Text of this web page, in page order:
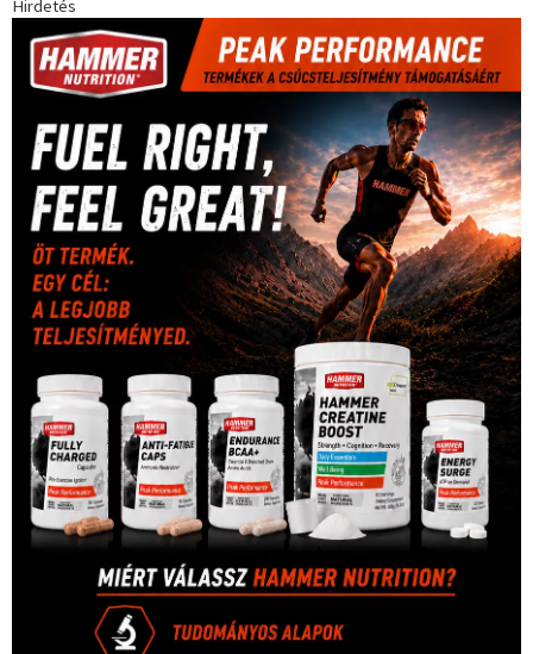
(181)Jégkorong(148)kajakkenu(138)karate(168)kickbox(204)
kosárlabda(166)kézilabda(448)Lewis Hamilton(168) magyar
labdarúgóválogatott
(148) Mercedes (244)motorsport(153)Opel
Dakar Team(132)Rali Világbajnokság(122)Rendezvény(142)rio
Sportime Magazin(128) szabadidősport
(316) Szalay Balázs (126)tenisz(416)táplálkozás(155)utazás
(126) Video(247)világbajnokság (162)Világkupa(129)vitorlázás
(222)vívás(174) vízilabda(197) Érdi Mária(130)életmód(416)
úszás(361)
Hirdetés